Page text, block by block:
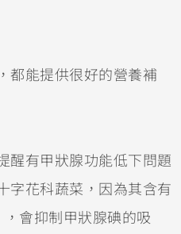
都能提供很好的營養補
醒有甲狀腺功能低下問題
字花科蔬菜，因為其含有
會抑制甲狀腺碘的吸